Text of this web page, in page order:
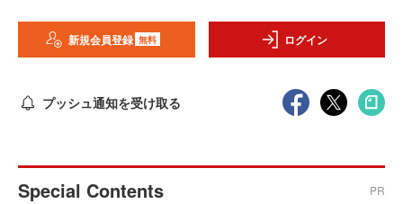
新規会員登録 無料 ログイン
プッシュ通知を受け取る
Special Contents PR